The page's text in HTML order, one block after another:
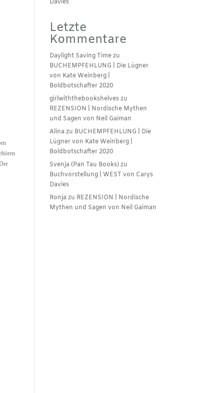
Davies
Letzte
Kommentare
Daylight Saving Timezu
BUCHEMPFEHLUNG | Die Lügner
von Kate Weinberg |
Boldbotschafter 2020
girlwiththebookshelveszu
REZENSION | Nordische Mythen
und Sagen von Neil Gaiman
Alina zu BUCHEMPFEHLUNG | Die
Lügner von Kate Weinberg |
Boldbotschafter 2020
Svenja (Pan Tau Books)zu
Buchvorstellung | WEST von Carys
Davies
Ronja zu REZENSION | Nordische
Mythen und Sagen von Neil Gaiman